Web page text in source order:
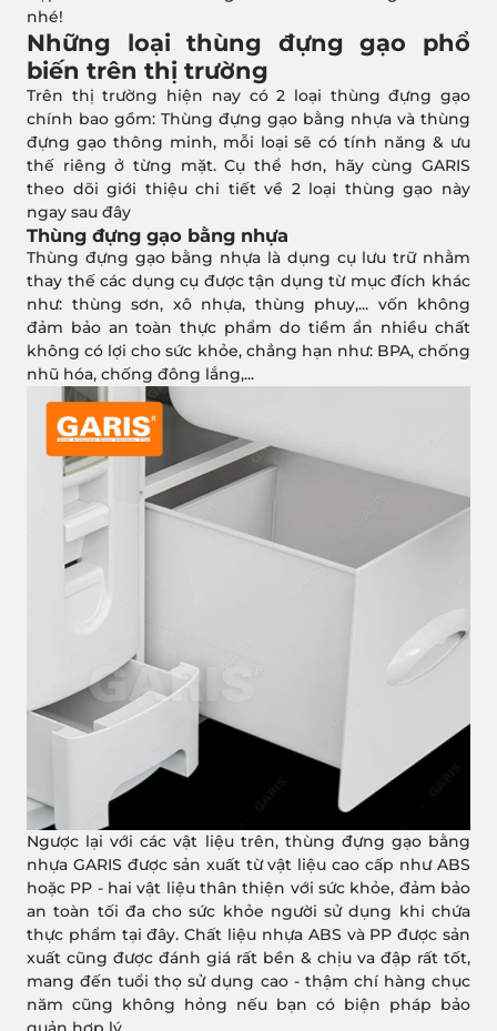
nhé!
Những loại thùng đựng gạo phổ
biến trên thị trường
Trên thị trường hiện nay có 2 loại thùng đựng gạo
chính bao gồm: Thùng đựng gạo bằng nhựa và thùng
đựng gạo thông minh, mỗi loại sẽ có tính năng & ưu
thế riêng ở từng mặt. Cụ thể hơn, hãy cùng GARIS
theo dõi giới thiệu chi tiết về 2 loại thùng gạo này
ngay sau đây
Thùng đựng gạo bằng nhựa
Thùng đựng gạo bằng nhựa là dụng cụ lưu trữ nhằm
thay thế các dụng cụ được tận dụng từ mục đích khác
như: thùng sơn, xô nhựa, thùng phuy,... vốn không
đảm bảo an toàn thực phẩm do tiềm ẩn nhiều chất
không có lợi cho sức khỏe, chẳng hạn như: BPA, chống
nhũ hóa, chống đông lắng,...
Ngược lại với các vật liệu trên, thùng đựng gạo bằng
nhựa GARIS được sản xuất từ vật liệu cao cấp như ABS
hoặc PP - hai vật liệu thân thiện với sức khỏe, đảm bảo
an toàn tối đa cho sức khỏe người sử dụng khi chứa
thực phẩm tại đây. Chất liệu nhựa ABS và PP được sản
xuất cũng được đánh giá rất bền & chịu va đập rất tốt,
mang đến tuổi thọ sử dụng cao - thậm chí hàng chục
năm cũng không hỏng nếu bạn có biện pháp bảo